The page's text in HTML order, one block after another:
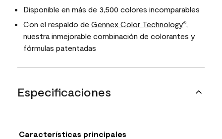
Disponible en más de 3,500 colores incomparables
Con el respaldo de Gennex Color Technology®,
nuestra inmejorable combinación de colorantes y
fórmulas patentadas
Especificaciones
Características principales